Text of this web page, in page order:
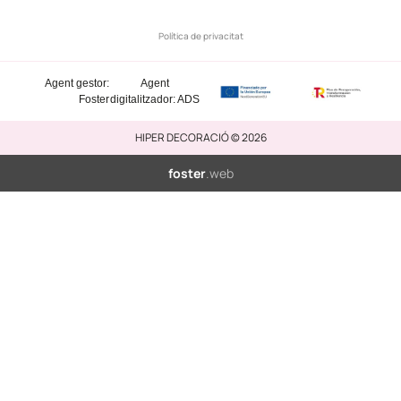
Política de privacitat
Agent
digitalitzador: ADS
Agent gestor:
Foster
HIPER DECORACIÓ © 2026
foster.web